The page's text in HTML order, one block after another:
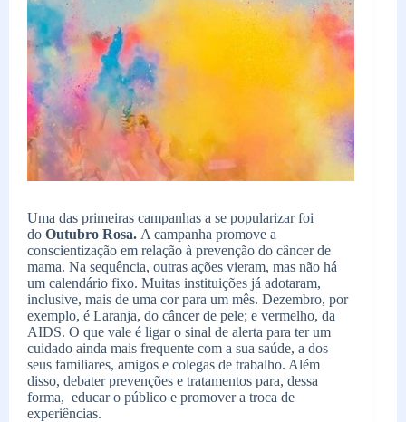
Uma das primeiras campanhas a se popularizar foi
do Outubro Rosa. A campanha promove a
conscientização em relação à prevenção do câncer de
mama. Na sequência, outras ações vieram, mas não há
um calendário fixo. Muitas instituições já adotaram,
inclusive, mais de uma cor para um mês. Dezembro, por
exemplo, é Laranja, do câncer de pele; e vermelho, da
AIDS. O que vale é ligar o sinal de alerta para ter um
cuidado ainda mais frequente com a sua saúde, a dos
seus familiares, amigos e colegas de trabalho. Além
disso, debater prevenções e tratamentos para, dessa
forma, educar o público e promover a troca de
experiências.